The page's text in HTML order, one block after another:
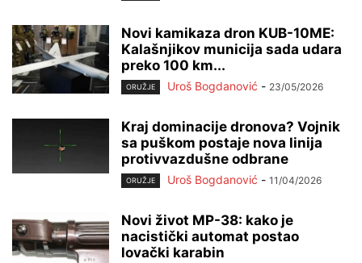
Novi kamikaza dron KUB-10ME:
Kalašnjikov municija sada udara
preko 100 km...
ORUŽJE Uroš Bogdanović - 23/05/2026
Kraj dominacije dronova? Vojnik
sa puškom postaje nova linija
protivvazdušne odbrane
ORUŽJE Uroš Bogdanović - 11/04/2026
Novi život MP-38: kako je
nacistički automat postao
lovački karabin